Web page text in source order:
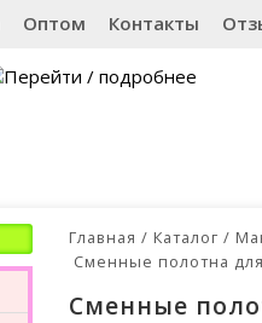
Оптом Контакты
Главная Каталог
Сменные полотна
Сменные